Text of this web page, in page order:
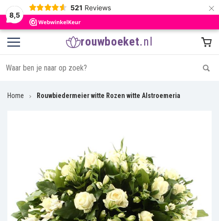
8,5
521 Reviews ×
rouwboeket.nl
Home Rouwbiedermeier witte Rozen witte Alstroemeria